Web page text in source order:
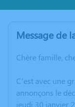
Message de
Chère famille,
C’est avec une
annonçons le
jeudi 30 janvier